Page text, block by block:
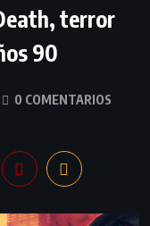
terror
90
0 COMENTARIOS